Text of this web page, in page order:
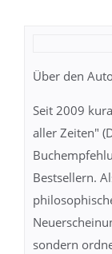
Über den
Seit 2009
aller Zeiten"
Bestsellern.
sondern